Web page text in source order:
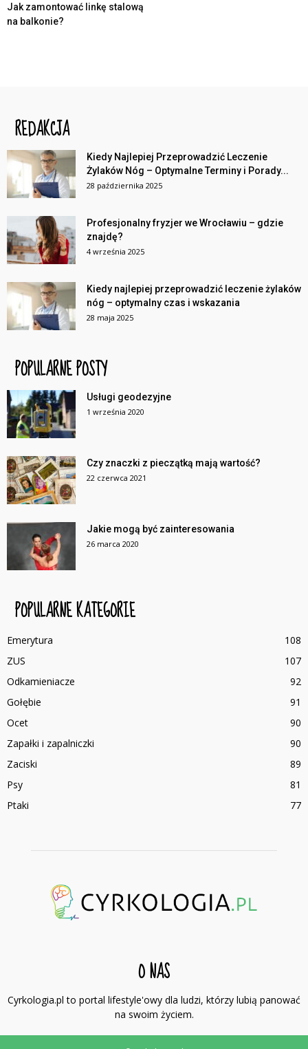
Jak zamontować linkę stalową
na balkonie?
REDAKCJA
Kiedy Najlepiej Przeprowadzić Leczenie
Żylaków Nóg – Optymalne Terminy i Porady...
28 października 2025
Profesjonalny fryzjer we Wrocławiu – gdzie
znajdę?
4 września 2025
Kiedy najlepiej przeprowadzić leczenie żylaków
nóg – optymalny czas i wskazania
28 maja 2025
POPULARNE POSTY
Usługi geodezyjne
1 września 2020
Czy znaczki z pieczątką mają wartość?
22 czerwca 2021
Jakie mogą być zainteresowania
26 marca 2020
POPULARNE KATEGORIE
Emerytura
108
ZUS
107
Odkamieniacze
92
Gołębie
91
Ocet
90
Zapałki i zapalniczki
90
Zaciski
89
Psy
81
Ptaki
77
O NAS
Cyrkologia.pl to portal lifestyle'owy dla ludzi, którzy lubią panować
na swoim życiem.